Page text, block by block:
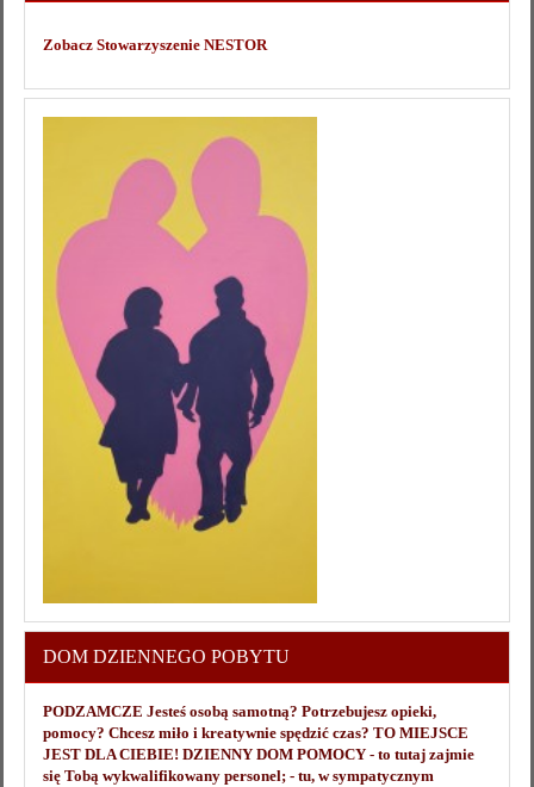
Zobacz Stowarzyszenie NESTOR
DOM DZIENNEGO POBYTU
PODZAMCZE Jesteś osobą samotną? Potrzebujesz opieki,
pomocy? Chcesz miło i kreatywnie spędzić czas? TO MIEJSCE
JEST DLA CIEBIE! DZIENNY DOM POMOCY - to tutaj zajmie
się Tobą wykwalifikowany personel; - tu, w sympatycznym